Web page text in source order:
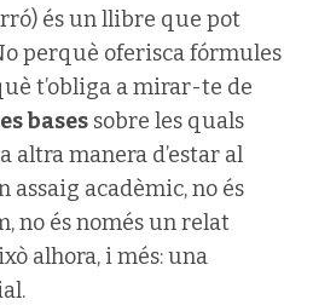
és un llibre que pot
perquè oferisca fórmules
t’obliga a mirar-te de
bases sobre les quals
altra manera d’estar al
assaig acadèmic, no és
no és només un relat
alhora, i més: una